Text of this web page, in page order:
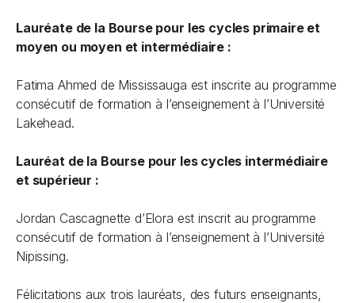
Lauréate de la Bourse pour les cycles primaire et
moyen ou moyen et intermédiaire :
Fatima Ahmed de Mississauga est inscrite au programme
consécutif de formation à l’enseignement à l’Université
Lakehead.
Lauréat de la Bourse pour les cycles intermédiaire
et supérieur :
Jordan Cascagnette d’Elora est inscrit au programme
consécutif de formation à l’enseignement à l’Université
Nipissing.
Félicitations aux trois lauréats, des futurs enseignants,